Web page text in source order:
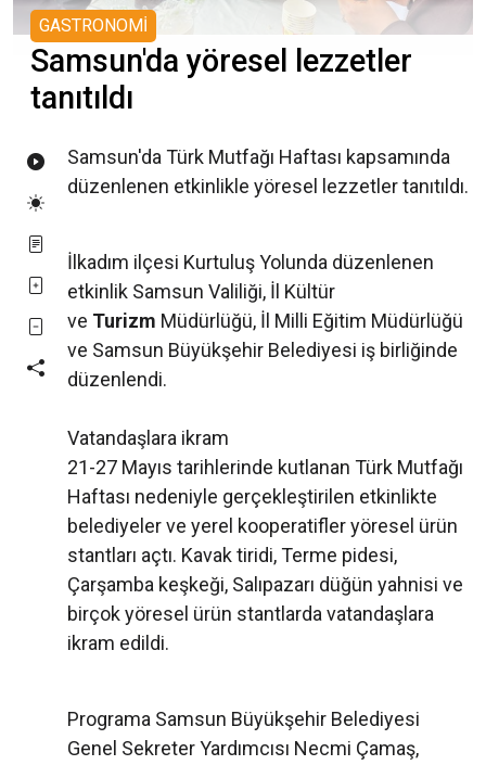
GASTRONOMİ
Samsun'da yöresel lezzetler
tanıtıldı
Samsun'da Türk Mutfağı Haftası kapsamında
düzenlenen etkinlikle yöresel lezzetler tanıtıldı.
İlkadım ilçesi Kurtuluş Yolunda düzenlenen
etkinlik Samsun Valiliği, İl Kültür
ve Turizm Müdürlüğü, İl Milli Eğitim Müdürlüğü
ve Samsun Büyükşehir Belediyesi iş birliğinde
düzenlendi.
Vatandaşlara ikram
21-27 Mayıs tarihlerinde kutlanan Türk Mutfağı
Haftası nedeniyle gerçekleştirilen etkinlikte
belediyeler ve yerel kooperatifler yöresel ürün
stantları açtı. Kavak tiridi, Terme pidesi,
Çarşamba keşkeği, Salıpazarı düğün yahnisi ve
birçok yöresel ürün stantlarda vatandaşlara
ikram edildi.
Programa Samsun Büyükşehir Belediyesi
Genel Sekreter Yardımcısı Necmi Çamaş,